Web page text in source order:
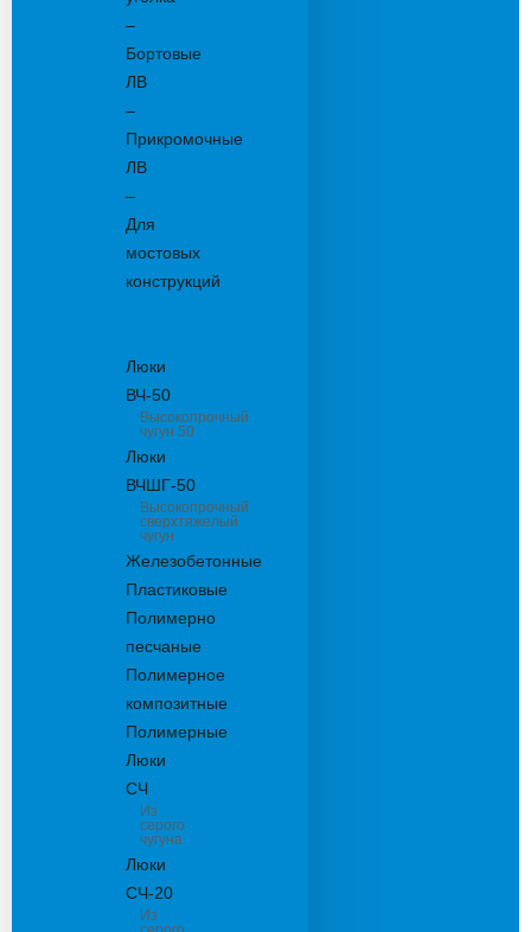
–
Бортовые
ЛВ
–
Прикромочные
ЛВ
–
Для
мостовых
конструкций
Люки
ВЧ-50
Высокопрочный
чугун 50
Люки
ВЧШГ-50
Высокопрочный
сверхтяжелый
чугун
Железобетонные
Пластиковые
Полимерно
песчаные
Полимерное
композитные
Полимерные
Люки
СЧ
Из
серого
чугуна
Люки
СЧ-20
Из